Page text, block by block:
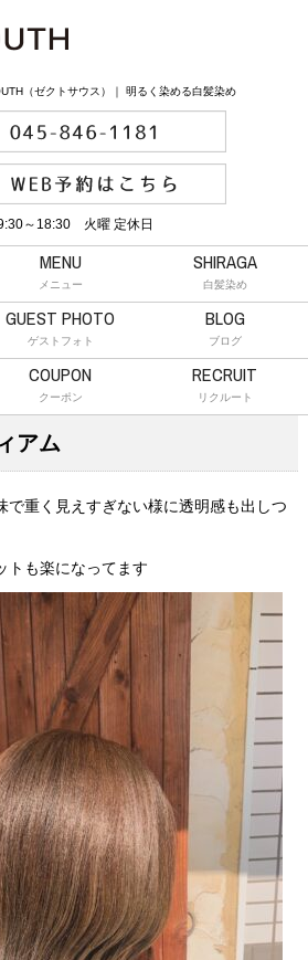
（ゼクトサウス）｜ 明るく染める白髪染め
～18:30 火曜 定休日
MENU
メニュー
SHIRAGA
白髪染め
GUEST PHOTO
ゲストフォト
BLOG
ブログ
COUPON
クーポン
RECRUIT
リクルート
アム
で重く見えすぎない様に透明感も出しつ
トも楽になってます